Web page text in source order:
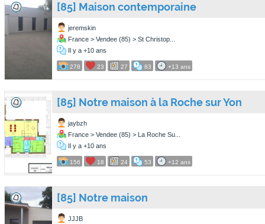
[85] Maison contemporaine
jeremskin
France > Vendee (85) > St Christop...
Il y a +10 ans
278 23 27 83 +13 ans
[85] Notre maison à la Roche sur Yon
jaybzh
France > Vendee (85) > La Roche Su...
Il y a +10 ans
156 18 24 53 +12 ans
[85] Notre maison
JJJB